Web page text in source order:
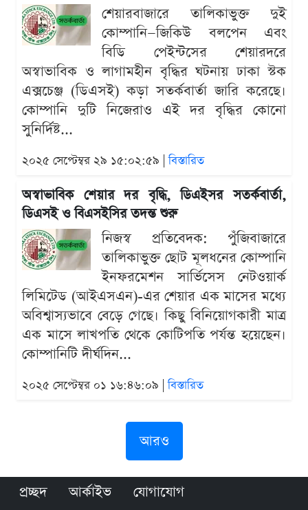
শেয়ারবাজারে তালিকাভুক্ত দুই
কোম্পানি—জিকিউ বলপেন এবং
বিডি পেইন্টসের শেয়ারদরে
অস্বাভাবিক ও লাগামহীন বৃদ্ধির ঘটনায় ঢাকা স্টক
এক্সচেঞ্জ (ডিএসই) কড়া সতর্কবার্তা জারি করেছে।
কোম্পানি দুটি নিজেরাও এই দর বৃদ্ধির কোনো
সুনির্দিষ্ট...
২০২৫ সেপ্টেম্বর ২৯ ১৫:০২:৫৯ |বিস্তারিত
অস্বাভাবিক শেয়ার দর বৃদ্ধি, ডিএইসর সতর্কবার্তা,
ডিএসই ও বিএসইসির তদন্ত শুরু
নিজস্ব প্রতিবেদক: পুঁজিবাজারে
তালিকাভুক্ত ছোট মূলধনের কোম্পানি
ইনফরমেশন সার্ভিসেস নেটওয়ার্ক
লিমিটেড (আইএসএন)-এর শেয়ার এক মাসের মধ্যে
অবিশ্বাস্যভাবে বেড়ে গেছে। কিছু বিনিয়োগকারী মাত্র
এক মাসে লাখপতি থেকে কোটিপতি পর্যন্ত হয়েছেন।
কোম্পানিটি দীর্ঘদিন...
২০২৫ সেপ্টেম্বর ০১ ১৬:৪৬:০৯ |বিস্তারিত
আরও
প্রচ্ছদ আর্কাইভ যোগাযোগ